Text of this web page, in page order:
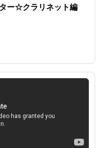
ー☆クラリネット編